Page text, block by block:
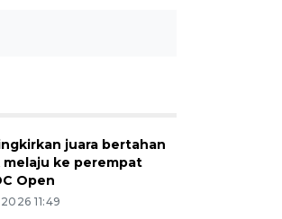
juara bertahan
ke perempat
Open
11:49